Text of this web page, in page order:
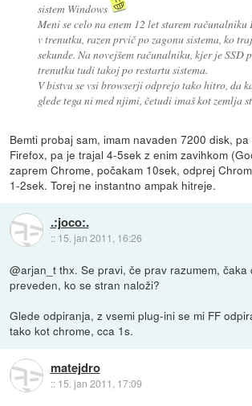
sistem Windows
Meni se celo na enem 12 let starem računalniku
v trenutku, razen prvič po zagonu sistema, ko
sekunde. Na novejšem računalniku, kjer je SSD
trenutku tudi takoj po restartu sistema.
V bistvu se vsi browserji odprejo tako hitro, da
glede tega ni med njimi, četudi imaš kot zemlja
Bemti probaj sam, imam navaden 7200 disk,
Firefox, pa je trajal 4-5sek z enim zavihkom
zaprem Chrome, počakam 10sek, odprej
1-2sek. Torej ne instantno ampak hitreje.
.:joco:.
:: 15. jan 2011, 16:26
@arjan_t thx. Se pravi, če prav razumem, čaka
preveden, ko se stran naloži?
Glede odpiranja, z vsemi plug-ini se mi FF
tako kot chrome, cca 1s.
matejdro
:: 15. jan 2011, 17:09